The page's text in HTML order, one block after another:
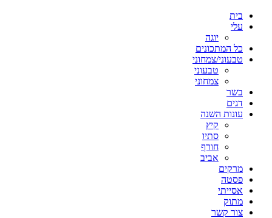
בית
עלי
יוגה
כל המתכונים
טבעוני/צמחוני
טבעוני
צמחוני
בשר
דגים
עונות השנה
קיץ
סתיו
חורף
אביב
מרקים
פסטה
אסייתי
מתוק
צור קשר